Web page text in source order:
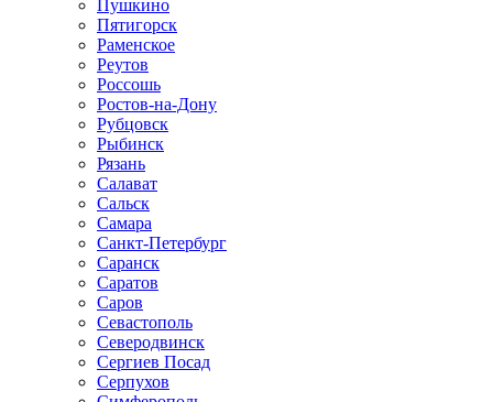
Пушкино
Пятигорск
Раменское
Реутов
Россошь
Ростов-на-Дону
Рубцовск
Рыбинск
Рязань
Салават
Сальск
Самара
Санкт-Петербург
Саранск
Саратов
Саров
Севастополь
Северодвинск
Сергиев Посад
Серпухов